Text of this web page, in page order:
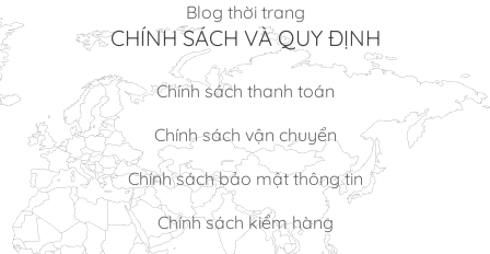
Blog thời trang
CHÍNH SÁCH VÀ QUY ĐỊNH
Chính sách thanh toán
Chính sách vận chuyển
Chính sách bảo mật thông tin
Chính sách kiểm hàng